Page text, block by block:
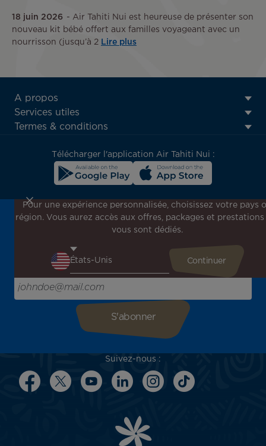
18 juin 2026
Air Tahiti Nui est heureuse de présenter son
nouveau kit bébé offert aux familles voyageant avec un
nourrisson (jusqu’à 2 Lire plus
ATN:
Footer
menu
A propos
Services utiles
Termes & conditions
Télécharger l'application Air Tahiti Nui :
Inscrivez-vous à notre newsletter !
Recevez en avant-première toutes nos offres spéciales et
l'inspiration pour votre prochain voyage !
Saisissez votre adresse e-mail ici
Suivez-nous :
Pour une expérience personnalisée, choisissez votre pays
région. Vous aurez accès aux offres, packages et prestations
vous sont dédiés.